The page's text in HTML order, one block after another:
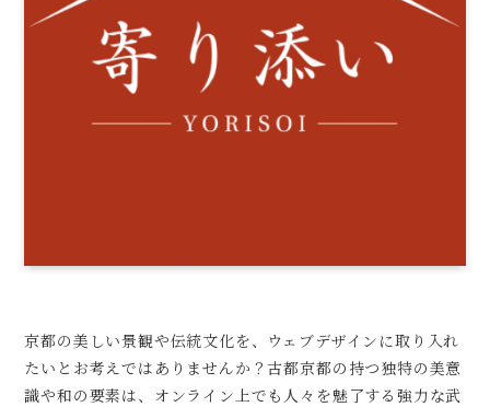
京都の美しい景観や伝統文化を、ウェブデザインに取り入れ
たいとお考えではありませんか？古都京都の持つ独特の美意
識や和の要素は、オンライン上でも人々を魅了する強力な武